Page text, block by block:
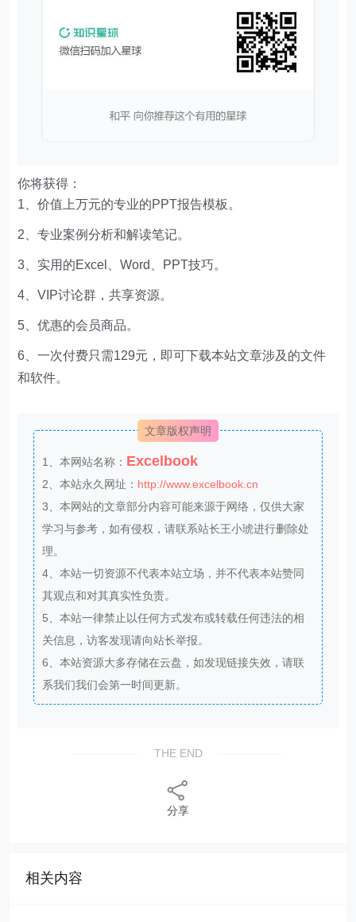
你将获得：
1、价值上万元的专业的PPT报告模板。
2、专业案例分析和解读笔记。
3、实用的Excel、Word、PPT技巧。
4、VIP讨论群，共享资源。
5、优惠的会员商品。
6、一次付费只需129元，即可下载本站文章涉及的文件
和软件。
文章版权声明
1、本网站名称： Excelbook
2、本站永久网址： http://www.excelbook.cn
3、本网站的文章部分内容可能来源于网络，仅供大家
学习与参考，如有侵权，请联系站长王小琥进行删除处
理。
4、本站一切资源不代表本站立场，并不代表本站赞同
其观点和对其真实性负责。
5、本站一律禁止以任何方式发布或转载任何违法的相
关信息，访客发现请向站长举报。
6、本站资源大多存储在云盘，如发现链接失效，请联
系我们我们会第一时间更新。
THE END
分享
相关内容